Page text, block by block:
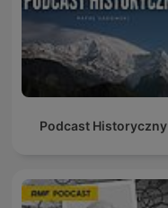
Podcast Historyczny